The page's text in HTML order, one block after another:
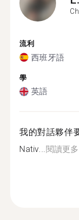
流利
西班牙語
學
英語
我的對話夥伴
Nativ...閱讀更多